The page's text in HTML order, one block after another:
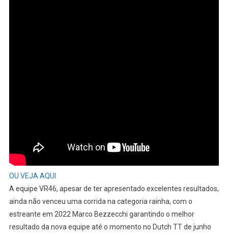
OU VEJA AQUI
A equipe VR46, apesar de ter apresentado excelentes resultados,
ainda não venceu uma corrida na categoria rainha, com o
estreante em 2022 Marco Bezzecchi garantindo o melhor
resultado da nova equipe até o momento no Dutch TT de junho